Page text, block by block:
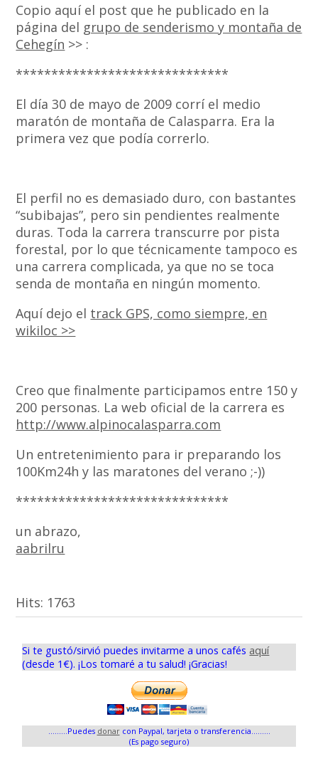
Copio aquí el post que he publicado en la
página del grupo de senderismo y montaña de
Cehegín >> :
******************************
El día 30 de mayo de 2009 corrí el medio
maratón de montaña de Calasparra. Era la
primera vez que podía correrlo.
El perfil no es demasiado duro, con bastantes
“subibajas”, pero sin pendientes realmente
duras. Toda la carrera transcurre por pista
forestal, por lo que técnicamente tampoco es
una carrera complicada, ya que no se toca
senda de montaña en ningún momento.
Aquí dejo el track GPS, como siempre, en
wikiloc >>
Creo que finalmente participamos entre 150 y
200 personas. La web oficial de la carrera es
http://www.alpinocalasparra.com
Un entretenimiento para ir preparando los
100Km24h y las maratones del verano ;-))
******************************
un abrazo,
aabrilru
Hits: 1763
Si te gustó/sirvió puedes invitarme a unos cafés aquí
(desde 1€). ¡Los tomaré a tu salud! ¡Gracias!
.........Puedes donarcon Paypal, tarjeta o transferencia.........
(Es pago seguro)